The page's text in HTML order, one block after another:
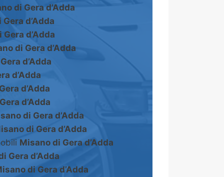
di Gera d’Adda
d’Adda
d’Adda
di Gera d’Adda
d’Adda
d’Adda
d’Adda
d’Adda
di Gera d’Adda
di Gera d’Adda
Misano di Gera d’Adda
Gera d’Adda
di Gera d’Adda